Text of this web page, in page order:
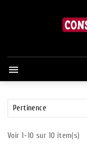

Pertinence
Voir 1-10 sur 10 item(s)